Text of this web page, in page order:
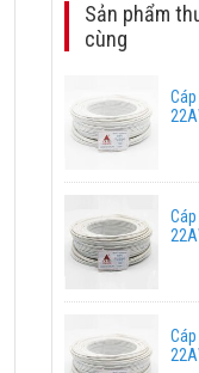
Sản phẩm
cùng